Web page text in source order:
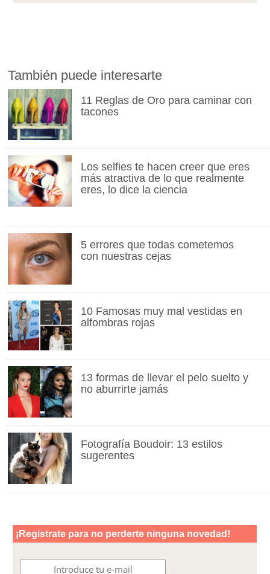
También puede interesarte
11 Reglas de Oro para caminar con
tacones
Los selfies te hacen creer que eres
más atractiva de lo que realmente
eres, lo dice la ciencia
5 errores que todas cometemos
con nuestras cejas
10 Famosas muy mal vestidas en
alfombras rojas
13 formas de llevar el pelo suelto y
no aburrirte jamás
Fotografía Boudoir: 13 estilos
sugerentes